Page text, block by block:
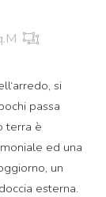
si
passa
terra è
ed una
un
esterna.